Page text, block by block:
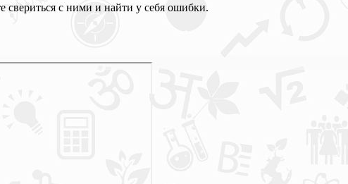
с ними и найти у себя ошибки.